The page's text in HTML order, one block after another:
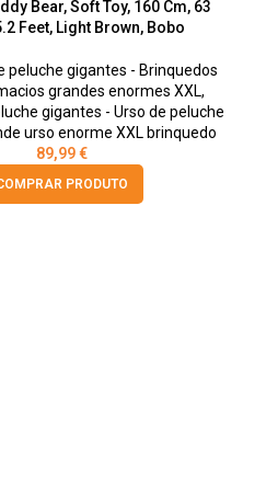
Bear, Soft Toy, 160 Cm, 63
Feet, Light Brown, Bobo
peluche gigantes - Brinquedos
grandes enormes XXL,
gigantes - Urso de peluche
urso enorme XXL brinquedo
89,99€
PRODUTO